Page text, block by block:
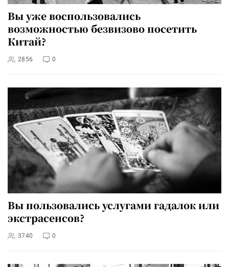
Вы уже воспользовались
возможностью безвизово посетить
Китай?
2856 0
Вы пользовались услугами гадалок или
экстрасенсов?
3740 0